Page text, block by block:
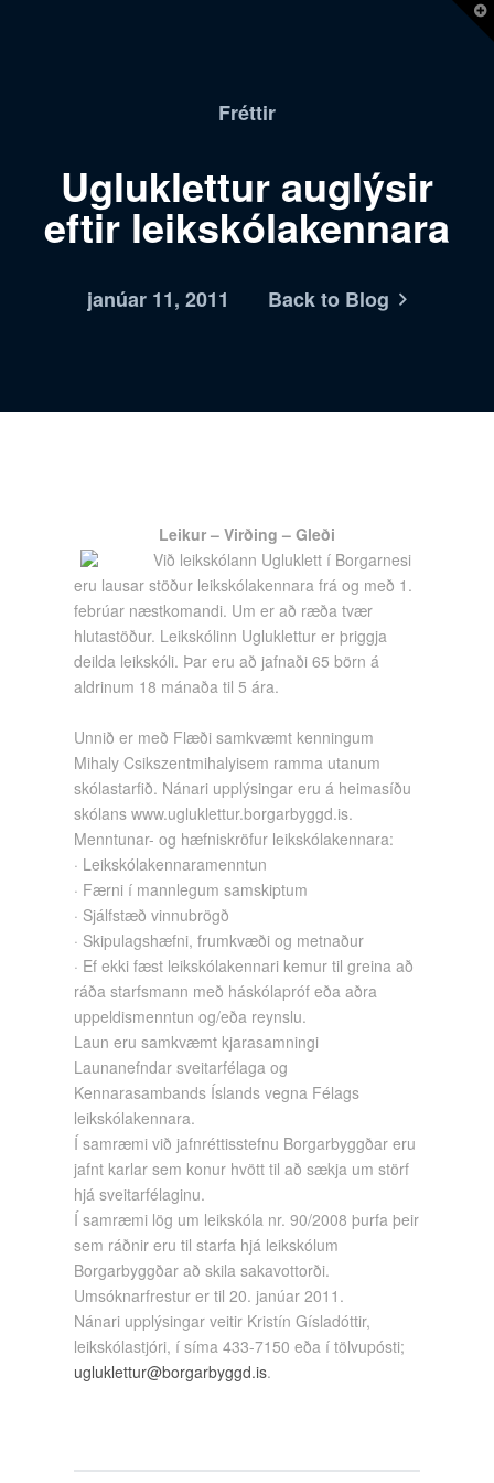
Fréttir
Ugluklettur auglýsir
eftir leikskólakennara
janúar 11, 2011 Back to Blog
Leikur – Virðing – Gleði
Við leikskólann Ugluklett í Borgarnesi
eru lausar stöður leikskólakennara frá og með 1.
febrúar næstkomandi. Um er að ræða tvær
hlutastöður. Leikskólinn Ugluklettur er þriggja
deilda leikskóli. Þar eru að jafnaði 65 börn á
aldrinum 18 mánaða til 5 ára.
Unnið er með Flæði samkvæmt kenningum
Mihaly Csikszentmihalyisem ramma utanum
skólastarfið. Nánari upplýsingar eru á heimasíðu
skólans www.ugluklettur.borgarbyggd.is.
Menntunar- og hæfniskröfur leikskólakennara:
· Leikskólakennaramenntun
· Færni í mannlegum samskiptum
· Sjálfstæð vinnubrögð
· Skipulagshæfni, frumkvæði og metnaður
· Ef ekki fæst leikskólakennari kemur til greina að
ráða starfsmann með háskólapróf eða aðra
uppeldismenntun og/eða reynslu.
Laun eru samkvæmt kjarasamningi
Launanefndar sveitarfélaga og
Kennarasambands Íslands vegna Félags
leikskólakennara.
Í samræmi við jafnréttisstefnu Borgarbyggðar eru
jafnt karlar sem konur hvött til að sækja um störf
hjá sveitarfélaginu.
Í samræmi lög um leikskóla nr. 90/2008 þurfa þeir
sem ráðnir eru til starfa hjá leikskólum
Borgarbyggðar að skila sakavottorði.
Umsóknarfrestur er til 20. janúar 2011.
Nánari upplýsingar veitir Kristín Gísladóttir,
leikskólastjóri, í síma 433-7150 eða í tölvupósti;
ugluklettur@borgarbyggd.is.